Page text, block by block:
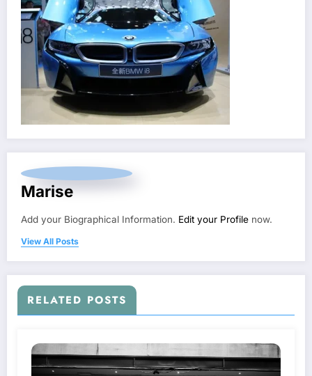
Marise
Add your Biographical Information. Edit your Profile now.
View All Posts
RELATED POSTS